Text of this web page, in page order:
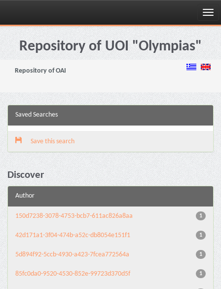
Skip
navigationRepository of UOI "Olympias"
Repository of OAI
Saved Searches
Save this search
Discover
Author
1
150d7238-3078-4753-bcb7-611ac826a8aa
1
42d171a1-3f04-474b-a52c-db8054e151f1
1
5d894f92-5ccb-4930-a423-7fcea772564a
1
85fc0da0-9520-4530-852e-99723d370d5f